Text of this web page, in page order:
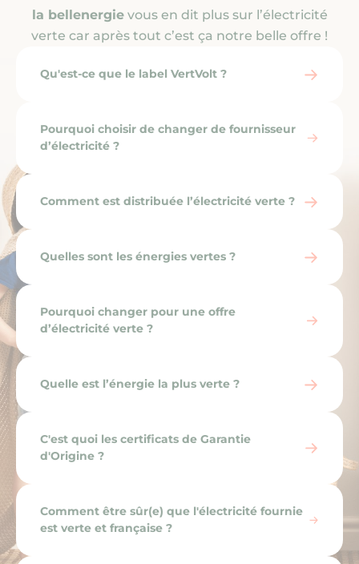
Nous contacter
la bellenergievous en dit plus sur l’électricité
verte car après tout c’est ça notre belle offre !
Qu'est-ce que le label VertVolt ?
Pourquoi choisir de changer de fournisseur
d’électricité ?
Comment est distribuée l’électricité verte ?
Quelles sont les énergies vertes ?
Pourquoi changer pour une offre
d’électricité verte ?
Quelle est l’énergie la plus verte ?
C'est quoi les certificats de Garantie
d'Origine ?
Comment être sûr(e) que l'électricité fournie
est verte et française ?